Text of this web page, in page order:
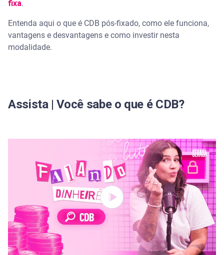
Tem garantia do FGC
Possibilita a diversificação
Rendimento incerto e variável
Como investir em CDB pós-fixado
fixa.
Entenda aqui o que é CDB pós-fixado, como ele funciona,
vantagens e desvantagens e como investir nesta
modalidade.
Assista | Você sabe o que é CDB?